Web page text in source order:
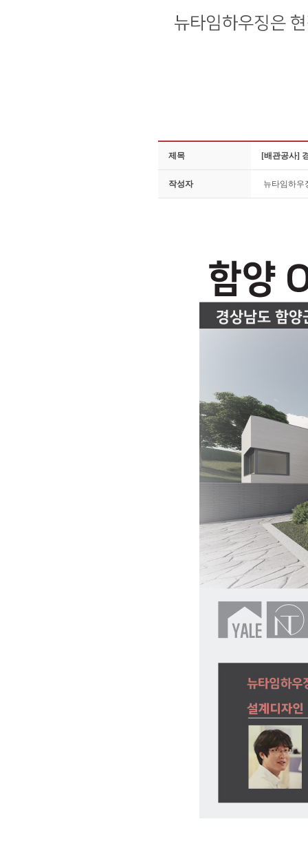
제목 [배관공사]
작성자 뉴타임하우